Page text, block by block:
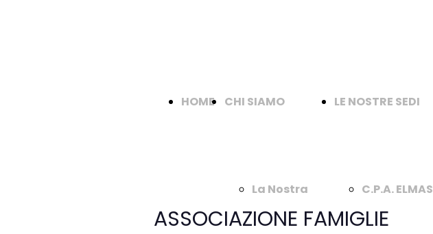
HOME CHI SIAMO
La Nostra
LE NOSTRE SEDI
C.P.A. ELMAS
ASSOCIAZIONE FAMIGLIE